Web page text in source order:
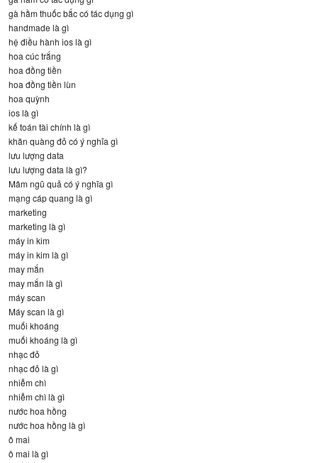
gà hầm thuốc bắc có tác dụng gì
handmade là gì
hệ điều hành ios là gì
hoa cúc trắng
hoa đồng tiền
hoa đồng tiền lùn
hoa quỳnh
ios là gì
kế toán tài chính là gì
khăn quàng đỏ có ý nghĩa gì
lưu lượng data
lưu lượng data là gì?
Mâm ngũ quả có ý nghĩa gì
mạng cáp quang là gì
marketing
marketing là gì
máy in kim
máy in kim là gì
may mắn
may mắn là gì
máy scan
Máy scan là gì
muối khoáng
muối khoáng là gì
nhạc đỏ
nhạc đỏ là gì
nhiễm chì
nhiễm chì là gì
nước hoa hồng
nước hoa hồng là gì
ô mai
ô mai là gì